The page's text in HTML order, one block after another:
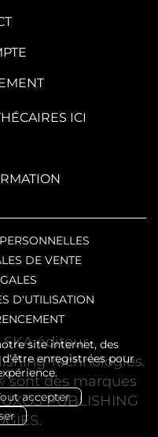
site internet, des
enregistrées pour
accepter
ICI
DE VENTE
D'UTILISATION
éditeur
Technologies.
sont des marques
PUBLISHING
.